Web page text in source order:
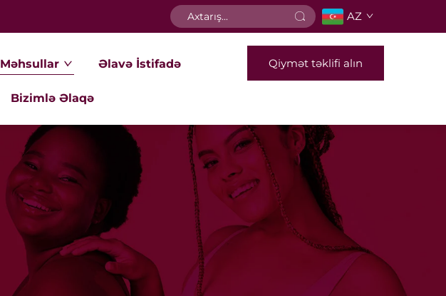
AZ
Məhsullar Əlavə İstifadə
Bizimlə Əlaqə
Qiymət təklifi alın